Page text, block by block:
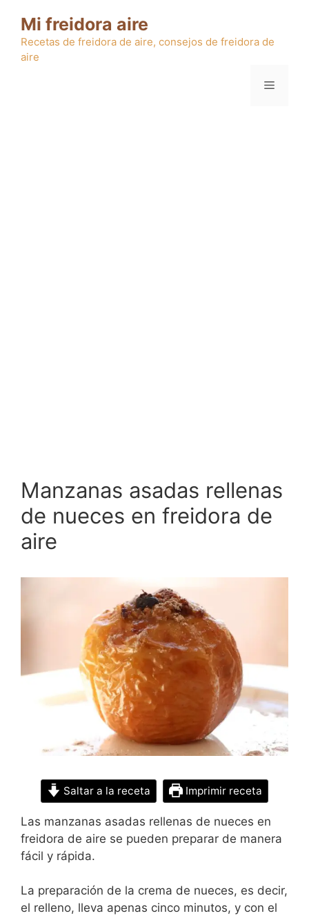
contenido
Mi freidora aire
Recetas de freidora de aire, consejos de freidora de
aire
Menú
Manzanas asadas rellenas
de nueces en freidora de
aire
Saltar a la receta Imprimir receta
Las manzanas asadas rellenas de nueces en
freidora de aire se pueden preparar de manera
fácil y rápida.
La preparación de la crema de nueces, es decir,
el relleno, lleva apenas cinco minutos, y con el